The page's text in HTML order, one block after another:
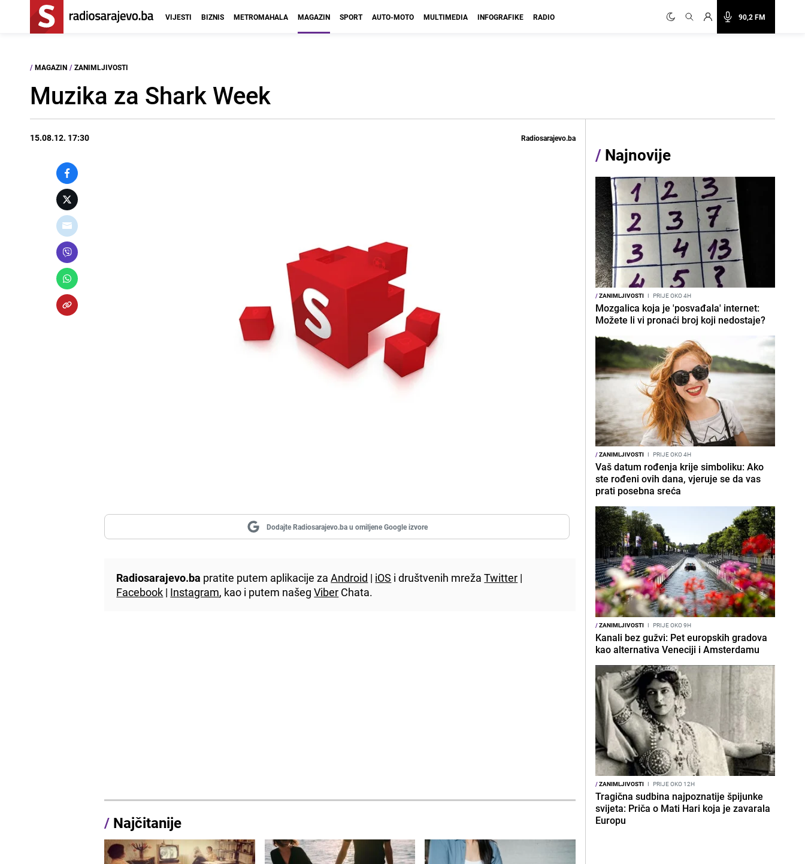
90,2 FM
VIJESTI BIZNIS METROMAHALA MAGAZIN SPORT AUTO-MOTO MULTIMEDIA INFOGRAFIKE RADIO
/ MAGAZIN / ZANIMLJIVOSTI
Muzika za Shark Week
15.08.12. 17:30 Radiosarajevo.ba
Dodajte Radiosarajevo.ba u omiljene Google izvore
Radiosarajevo.ba pratite putem aplikacije zaAndroid | iOS i društvenih mrežaTwitter |
Facebook | Instagram, kao i putem našegViber Chata.
/ Najčitanije
/ Najnovije
/ZANIMLJIVOSTI I PRIJE OKO 4H
Mozgalica koja je 'posvađala' internet:
Možete li vi pronaći broj koji nedostaje?
/ZANIMLJIVOSTI I PRIJE OKO 4H
Vaš datum rođenja krije simboliku: Ako
ste rođeni ovih dana, vjeruje se da vas
prati posebna sreća
/ZANIMLJIVOSTI I PRIJE OKO 9H
Kanali bez gužvi: Pet europskih gradova
kao alternativa Veneciji i Amsterdamu
/ZANIMLJIVOSTI I PRIJE OKO 12H
Tragična sudbina najpoznatije špijunke
svijeta: Priča o Mati Hari koja je zavarala
Europu